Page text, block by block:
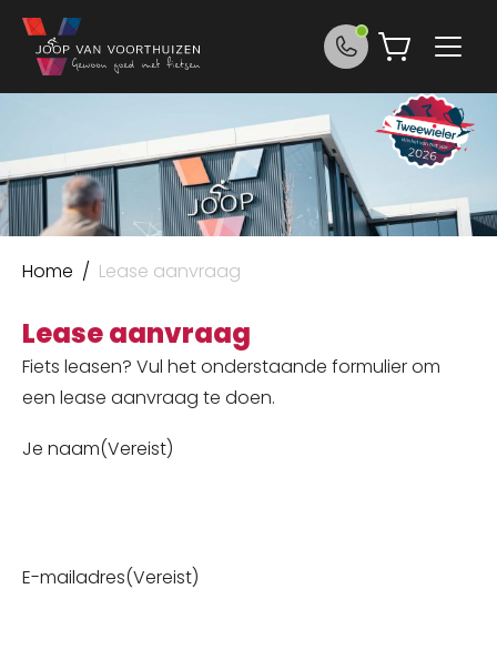
Ga naar de inhoud
Home Joop van Voorthuizen Fietsen
/ Lease aanvraag
Lease aanvraag
Fiets leasen? Vul het onderstaande formulier om
een lease aanvraag te doen.
Je naam(Vereist)
E-mailadres(Vereist)